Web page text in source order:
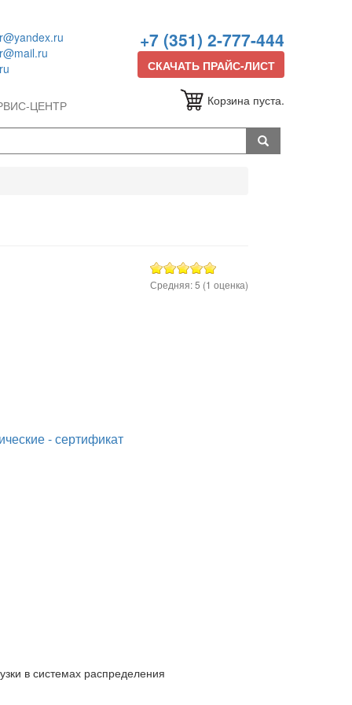
+7 (351) 2-777-444
СКАЧАТЬ ПРАЙС-ЛИСТ
ЦЕНТР Корзина пуста.
- сертификат
Средняя:5 (1 оценка)
в системах распределения